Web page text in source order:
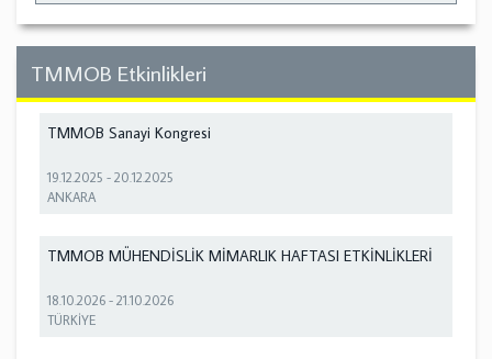
TMMOB Etkinlikleri
TMMOB Sanayi Kongresi
19.12.2025 -20.12.2025
ANKARA
TMMOB MÜHENDİSLİK MİMARLIK HAFTASI ETKİNLİKLERİ
18.10.2026 -21.10.2026
TÜRKİYE